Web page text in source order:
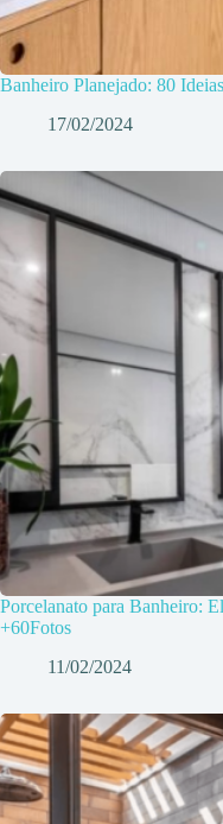
Banheiro Planejado: 80
17/02/2024
Porcelanato para Banheiro:
+60Fotos
11/02/2024